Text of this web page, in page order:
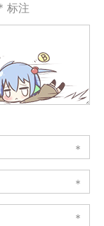
标注
*
*
*